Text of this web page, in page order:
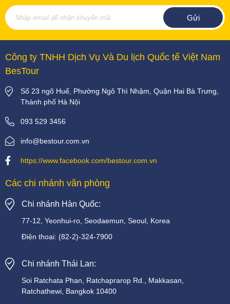
Công ty TNHH Dịch Vụ Và Du lịch Quốc tế Việt Nam
BesTour
Số 23 ngõ Huế, Phường Ngô Thì Nhậm, Quận Hai Bà Trưng,
Thành phố Hà Nội
093 529 3456
info@bestour.com.vn
https://www.facebook.com/bestour.com.vn
Các chi nhánh văn phòng
Chi nhánh Hàn Quốc:
77-12, Yeonhui-ro, Seodaemun, Seoul, Korea
Điện thoại: (82-2)-324-7900
Chi nhánh Thái Lan:
Soi Ratchata Phan, Ratchaprarop Rd.,
Makkasan,
Ratchathewi, Bangkok 10400